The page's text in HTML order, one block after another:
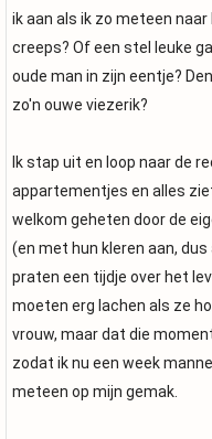
ik aan als ik zo meteen
creeps? Of een stel leuke
oude man in zijn eentje?
zo'n ouwe viezerik?
Ik stap uit en loop naar de
appartementjes en alles
welkom geheten door de
(en met hun kleren aan,
praten een tijdje over het
moeten erg lachen als ze
vrouw, maar dat die
zodat ik nu een week
meteen op mijn gemak.